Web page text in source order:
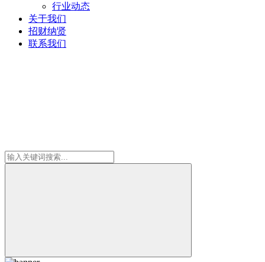
行业动态
关于我们
招财纳贤
联系我们